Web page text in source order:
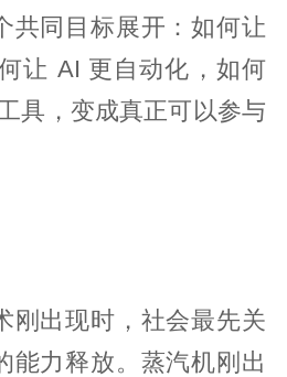
共同目标展开：如何让
让 AI 更自动化，如何
具，变成真正可以参与
刚出现时，社会最先关
能力释放。蒸汽机刚出